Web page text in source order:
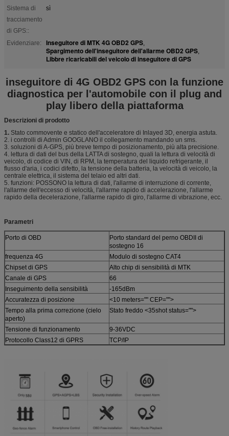
Sistema di
tracciamento
di GPS::
sì
Evidenziare: Inseguitore di MTK 4G OBD2 GPS,
Spargimento dell'inseguitore dell'allarme OBD2 GPS,
Libbre ricaricabili del veicolo di inseguitore di GPS
inseguitore di 4G OBD2 GPS con la funzione
diagnostica per l'automobile con il plug and
play libero della piattaforma
Descrizioni di prodotto
1. Stato commovente e statico dell'acceleratore di Inlayed 3D, energia astuta.
2. i controlli di Admin GOOGLANO il collegamento mandando un sms.
3. soluzioni di A-GPS, più breve tempo di posizionamento, più alta precisione.
4. lettura di dati del bus della LATTA di sostegno, quali la lettura di velocità di
veicolo, di codice di VIN, di RPM, la temperatura del liquido refrigerante, il
flusso d'aria, i codici difetto, la tensione della batteria, la velocità di veicolo, la
centrale elettrica, il sistema del telaio ed altri dati.
5. funzioni: POSSONO la lettura di dati, l'allarme di interruzione di corrente,
l'allarme dell'eccesso di velocità, l'allarme rapido di accelerazione, l'allarme
rapido della decelerazione, l'allarme rapido di giro, l'allarme di vibrazione, ecc.
Parametri
Porto di OBD
Porto standard del perno OBDII di
sostegno 16
frequenza 4G
Modulo di sostegno CAT4
Chipset di GPS
Alto chip di sensibilità di MTK
Canale di GPS
66
Inseguimento della sensibilità
-165dBm
Accuratezza di posizione
<10 meters="" CEP="">
Tempo alla prima correzione (cielo
aperto)
Stato freddo <35shot status="">
Tensione di funzionamento
9-36VDC
Protocollo Class12 di GPRS
TCP/IP